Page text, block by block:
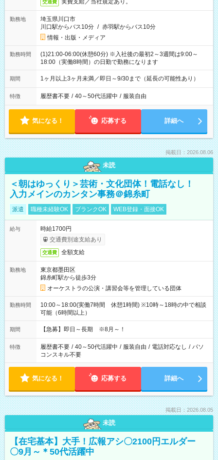
交通費 実費支給／当社規定あり。
勤務地
埼玉県川口市
川口駅からバス10分 / 赤羽駅からバス10分
情報・出版・メディア
勤務時間
(1)21:00-06:00(休憩60分) ※入社後の最初2～3週間は9:00～
18:00（実働8時間）の日勤で勤務になります
期間 1ヶ月以上3ヶ月未満／即日～9/30まで（延長の可能性あり）
特徴 履歴書不要 / 40～50代活躍中 / 服装自由
気になる！ 応募する 詳細へ
掲載日：2026.08.06
未読
＜朝はゆっくり＞芸術・文化団体！電話なし！
入力メインのカンタン事務＠錦糸町
派遣 職種未経験OK ブランクOK WEB登録・面接OK
給与
時給1700円
交通費別途支給あり
交通費 全額支給
勤務地
東京都墨田区
錦糸町駅から徒歩3分
オーケストラの公演・講習会等を管理している団体
勤務時間
10:00～18:00(実働7時間 休憩1時間) ※10時～18時の中で相談
可能（6時間以上）
期間 【急募】即日～長期 ※8月～！
特徴 履歴書不要 / 40～50代活躍中 / 服装自由 / 電話対応なし / パソ
コンスキル不要
気になる！ 応募する 詳細へ
掲載日：2026.08.05
未読
【在宅基本】大手！広報アシ〇2100円エルダー
〇9月～＊50代活躍中